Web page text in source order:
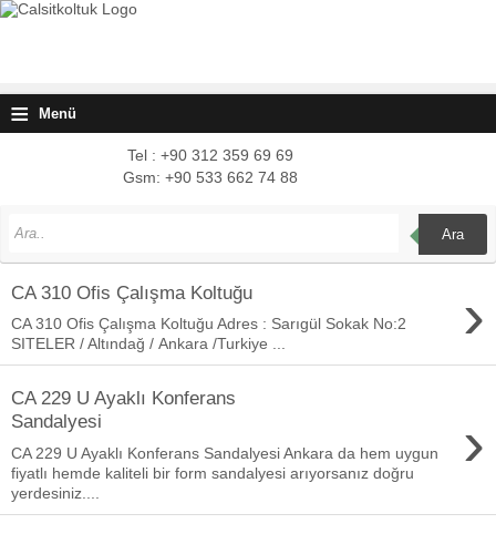
≡ Menü
Tel : +90 312 359 69 69
Gsm: +90 533 662 74 88
Ara
CA 310 Ofis Çalışma Koltuğu ›
CA 310 Ofis Çalışma Koltuğu Adres : Sarıgül Sokak No:2
SITELER / Altındağ / Ankara /Turkiye ...
CA 229 U Ayaklı Konferans
Sandalyesi
›
CA 229 U Ayaklı Konferans Sandalyesi Ankara da hem uygun
fiyatlı hemde kaliteli bir form sandalyesi arıyorsanız doğru
yerdesiniz....